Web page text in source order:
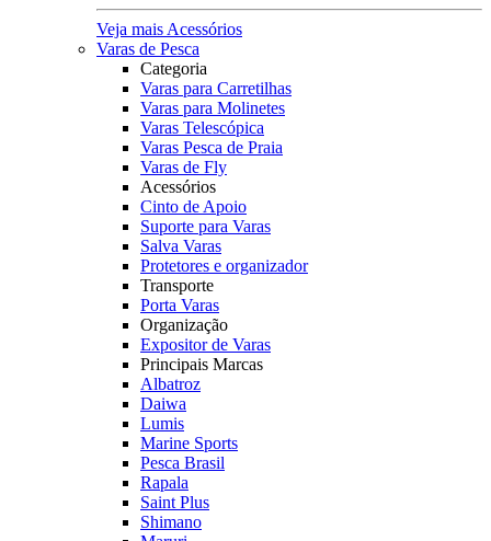
Veja mais Acessórios
Varas de Pesca
Categoria
Varas para Carretilhas
Varas para Molinetes
Varas Telescópica
Varas Pesca de Praia
Varas de Fly
Acessórios
Cinto de Apoio
Suporte para Varas
Salva Varas
Protetores e organizador
Transporte
Porta Varas
Organização
Expositor de Varas
Principais Marcas
Albatroz
Daiwa
Lumis
Marine Sports
Pesca Brasil
Rapala
Saint Plus
Shimano